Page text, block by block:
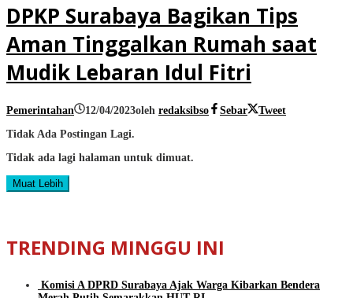
DPKP Surabaya Bagikan Tips
Aman Tinggalkan Rumah saat
Mudik Lebaran Idul Fitri
Pemerintahan 12/04/2023oleh redaksibso Sebar
Tweet
Tidak Ada Postingan Lagi.
Tidak ada lagi halaman untuk dimuat.
Muat Lebih
TRENDING MINGGU INI
Komisi A DPRD Surabaya Ajak Warga Kibarkan Bendera